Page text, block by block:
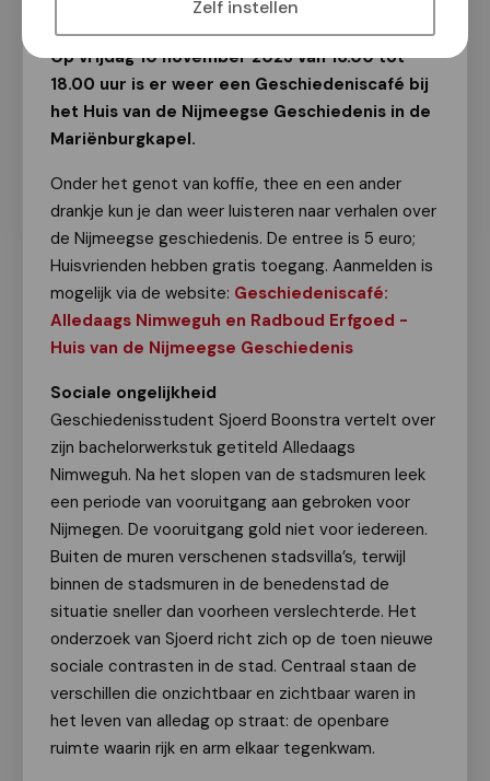
Zelf instellen
Op vrijdag 10 november 2023 van 16.00 tot
18.00 uur is er weer een Geschiedeniscafé bij
het Huis van de Nijmeegse Geschiedenis in de
Mariënburgkapel.
Onder het genot van koffie, thee en een ander
drankje kun je dan weer luisteren naar verhalen over
de Nijmeegse geschiedenis. De entree is 5 euro;
Huisvrienden hebben gratis toegang. Aanmelden is
mogelijk via de website: Geschiedeniscafé:
Alledaags Nimweguh en Radboud Erfgoed -
Huis van de Nijmeegse Geschiedenis
Sociale ongelijkheid
Geschiedenisstudent Sjoerd Boonstra vertelt over
zijn bachelorwerkstuk getiteld Alledaags
Nimweguh. Na het slopen van de stadsmuren leek
een periode van vooruitgang aan gebroken voor
Nijmegen. De vooruitgang gold niet voor iedereen.
Buiten de muren verschenen stadsvilla’s, terwijl
binnen de stadsmuren in de benedenstad de
situatie sneller dan voorheen verslechterde. Het
onderzoek van Sjoerd richt zich op de toen nieuwe
sociale contrasten in de stad. Centraal staan de
verschillen die onzichtbaar en zichtbaar waren in
het leven van alledag op straat: de openbare
ruimte waarin rijk en arm elkaar tegenkwam.